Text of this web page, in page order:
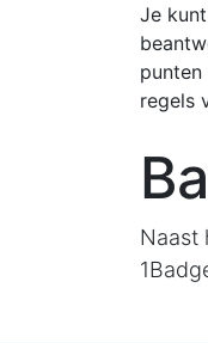
Je
regels
Naast